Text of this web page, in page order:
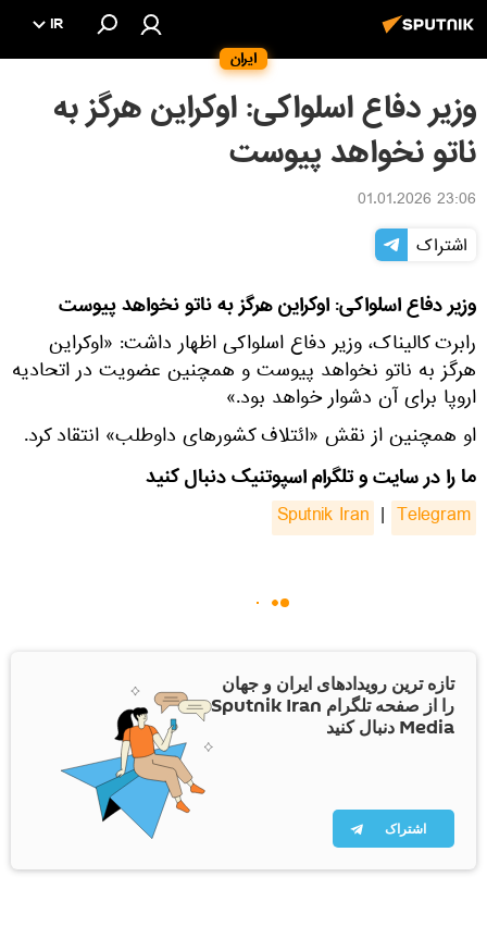
ایران
IR
وزیر دفاع اسلواکی: اوکراین هرگز به
ناتو نخواهد پیوست
23:06 01.01.2026
اشتراک
وزیر دفاع اسلواکی: اوکراین هرگز به ناتو نخواهد پیوست
رابرت کالیناک، وزیر دفاع اسلواکی اظهار داشت: «اوکراین
هرگز به ناتو نخواهد پیوست و همچنین عضویت در اتحادیه
اروپا برای آن دشوار خواهد بود.»
او همچنین از نقش «ائتلاف کشورهای داوطلب» انتقاد کرد.
ما را در سایت و تلگرام اسپوتنیک دنبال کنید
Sputnik Iran | Telegram
تازه ترین رویدادهای ایران و جهان
را از صفحه تلگرام Sputnik Iran
Media دنبال کنید
اشتراک